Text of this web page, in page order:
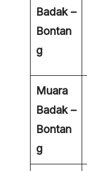
Badak –
Bontan
g
Muara
Badak –
Bontan
g